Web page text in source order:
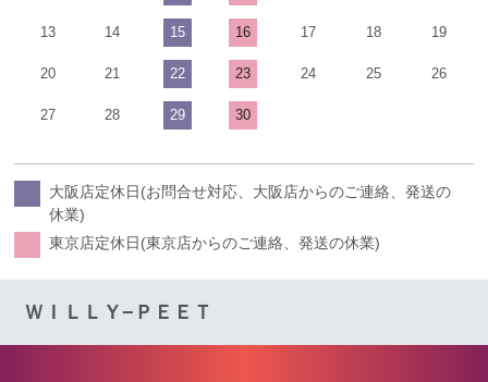
13 14 15 16 17 18 19
20 21 22 23 24 25 26
27 28 29 30
大阪店定休日(お問合せ対応、大阪店からのご連絡、発送の
休業)
東京店定休日(東京店からのご連絡、発送の休業)
ＷＩＬＬＹ−ＰＥＥＴ